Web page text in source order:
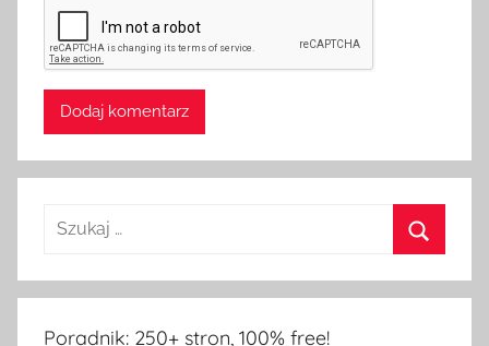
Poradnik: 250+ stron, 100% free!